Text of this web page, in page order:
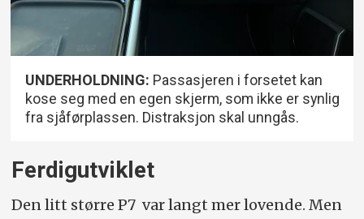
UNDERHOLDNING: Passasjeren i forsetet kan
kose seg med en egen skjerm, som ikke er synlig
fra sjåførplassen. Distraksjon skal unngås.
Ferdigutviklet
Den litt større P7 var langt mer lovende. Men